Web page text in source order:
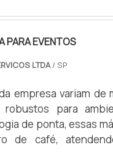
PARA EVENTOS
LTDA/ SP
empresa variam de
robustos para
de ponta, essas
de café,